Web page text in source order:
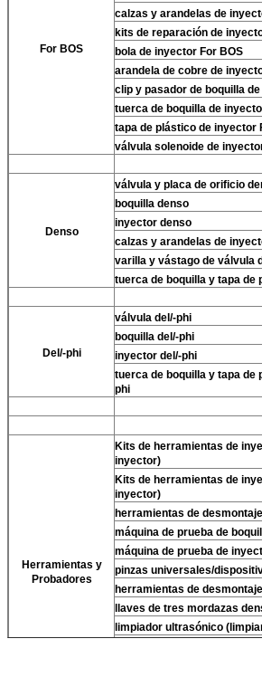
For BOS
calzas y arandelas de
kits de reparación de
bola de inyector For BOS
arandela de cobre de
clip y pasador de boquilla
tuerca de boquilla de
tapa de plástico de inyector
válvula solenoide de
Denso
válvula y placa de orificio
boquilla denso
inyector denso
calzas y arandelas de
varilla y vástago de válvula
tuerca de boquilla y tapa de
Del/-phi
válvula del/-phi
boquilla del/-phi
inyector del/-phi
tuerca de boquilla y tapa de
phi
Herramientas y
Probadores
Kits de herramientas de
inyector)
Kits de herramientas de
inyector)
herramientas de
máquina de prueba de
máquina de prueba de
pinzas universales/
herramientas de
llaves de tres mordazas
limpiador ultrasónico